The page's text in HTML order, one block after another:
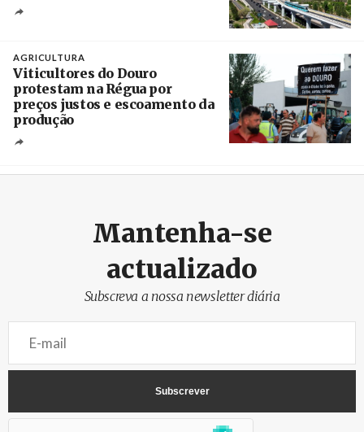
AGRICULTURA
Viticultores do Douro
protestam na Régua por
preços justos e escoamento da
produção
Mantenha-se
actualizado
Subscreva a nossa newsletter diária